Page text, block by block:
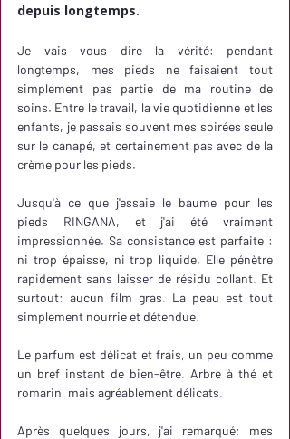
depuis longtemps.
Je vais vous dire la vérité: pendant
longtemps, mes pieds ne faisaient tout
simplement pas partie de ma routine de
soins. Entre le travail, la vie quotidienne et les
enfants, je passais souvent mes soirées seule
sur le canapé, et certainement pas avec de la
crème pour les pieds.
Jusqu'à ce que j'essaie le baume pour les
pieds RINGANA, et j'ai été vraiment
impressionnée. Sa consistance est parfaite :
ni trop épaisse, ni trop liquide. Elle pénètre
rapidement sans laisser de résidu collant. Et
surtout: aucun film gras. La peau est tout
simplement nourrie et détendue.
Le parfum est délicat et frais, un peu comme
un bref instant de bien-être. Arbre à thé et
romarin, mais agréablement délicats.
Après quelques jours, j'ai remarqué: mes